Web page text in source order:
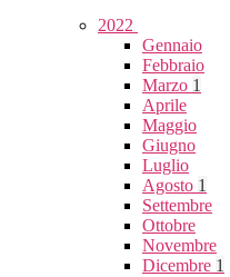
2022
Gennaio
Febbraio
Marzo 1
Aprile
Maggio
Giugno
Luglio
Agosto 1
Settembre
Ottobre
Novembre
Dicembre 1